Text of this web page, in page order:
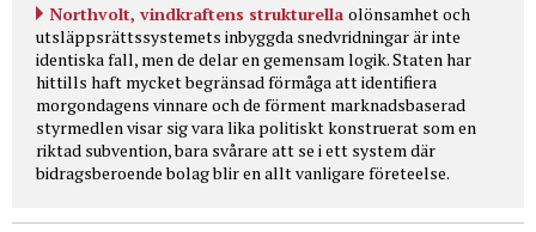
Northvolt, vindkraftens strukturella olönsamhet och
utsläppsrättssystemets inbyggda snedvridningar är inte
identiska fall, men de delar en gemensam logik. Staten har
hittills haft mycket begränsad förmåga att identifiera
morgondagens vinnare och de förment marknadsbaserad
styrmedlen visar sig vara lika politiskt konstruerat som en
riktad subvention, bara svårare att se i ett system där
bidragsberoende bolag blir en allt vanligare företeelse.